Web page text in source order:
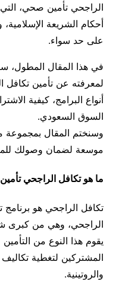
الراجحي تأمين صحي،
أحكام الشريعة
على حد سواء.
في هذا المقال المطول،
لمعرفته عن تأمين تكافل
أنواع البرامج، كيفية
السوق السعودي.
وسنختم المقال بمجموعة
موسعة لضمان وصولك
ما هو تكافل الراجحي
تكافل الراجحي هو
الراجحي، وهي من كبرى
يقوم هذا النوع من
المشتركين لتغطية تكاليف
والروتينية.